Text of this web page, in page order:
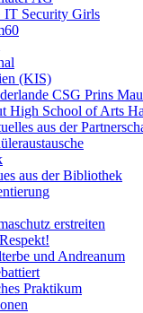
IT Security Girls
(KIS)
CSG Prins
High School of Arts
aus der
aus der Bibliothek
erstreiten
und Andreanum
Praktikum